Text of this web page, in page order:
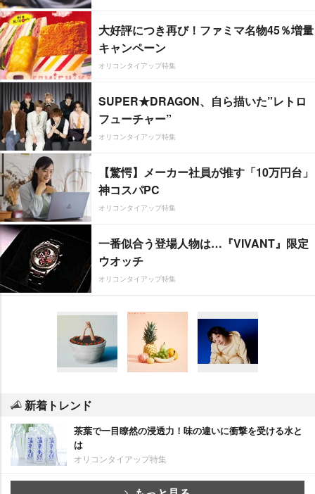
大好評につき再び！ファミマ名物45％増量
キャンペーン
オリコンタイアップ特集
SUPER★DRAGON、自ら描いた”レトロ
フューチャー”
オリコンタイアップ特集
【驚愕】メーカー社員が推す「10万円台」
神コスパPC
オリコンタイアップ特集
一番似合う登場人物は…『VIVANT』限定
ウオッチ
オリコンタイアップ特集
新着トレンド
茶葉で一目瞭然の浸透力！味の違いに衝撃を受ける水と
は
オリコンタイアップ特集